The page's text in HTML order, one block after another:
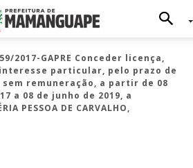
2017-GAPRE Conceder licença,
particular, pelo prazo de
sem remuneração, a partir de 08
a 08 de junho de 2019, a
PESSOA DE CARVALHO,